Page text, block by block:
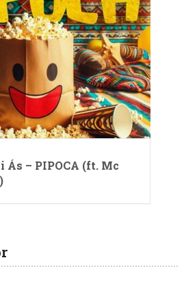
Ás – PIPOCA (ft. Mc